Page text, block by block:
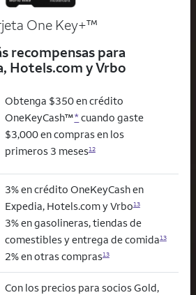
One Key+trademark
™
recompensas para
Hotels.com y Vrbo
Obtenga $350 en crédito
OneKeyCash™* cuando gaste
$3,000 en compras en los
primeros 3 meses12
3% en crédito OneKeyCash en
Expedia, Hotels.com y Vrbo13
3% en gasolineras, tiendas de
comestibles y entrega de comida13
2% en otras compras13
Con los precios para socios Gold,